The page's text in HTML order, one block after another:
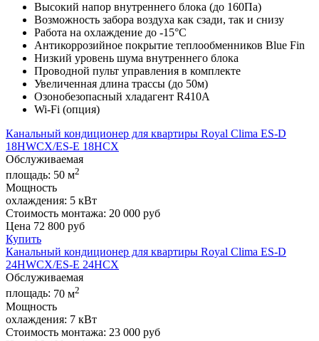
Высокий напор внутреннего блока (до 160Па)
Возможность забора воздуха как сзади, так и снизу
Работа на охлаждение до -15°С
Антикоррозийное покрытие теплообменников Blue Fin
Низкий уровень шума внутреннего блока
Проводной пульт управления в комплекте
Увеличенная длина трассы (до 50м)
Озонобезопасный хладагент R410A
Wi-Fi (опция)
Канальный кондиционер для квартиры Royal Clima ES-D
18HWCX/ES-E 18HCX
Обслуживаемая
площадь: 50 м2
Мощность
охлаждения: 5 кВт
Стоимость монтажа: 20 000 руб
Цена 72 800 руб
Купить
Канальный кондиционер для квартиры Royal Clima ES-D
24HWCX/ES-E 24HCX
Обслуживаемая
площадь: 70 м2
Мощность
охлаждения: 7 кВт
Стоимость монтажа: 23 000 руб